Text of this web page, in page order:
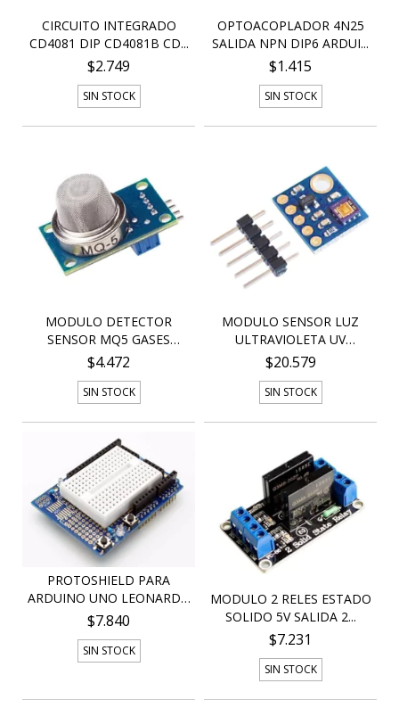
CIRCUITO INTEGRADO
CD4081 DIP CD4081B CD...
$2.749
SIN STOCK
OPTOACOPLADOR 4N25
SALIDA NPN DIP6 ARDUI...
$1.415
SIN STOCK
MODULO DETECTOR
SENSOR MQ5 GASES
COMBUST...
$4.472
SIN STOCK
MODULO SENSOR LUZ
ULTRAVIOLETA UV
ML8511...
$20.579
SIN STOCK
PROTOSHIELD PARA
ARDUINO UNO LEONARDO
CO...
$7.840
SIN STOCK
MODULO 2 RELES ESTADO
SOLIDO 5V SALIDA 2...
$7.231
SIN STOCK